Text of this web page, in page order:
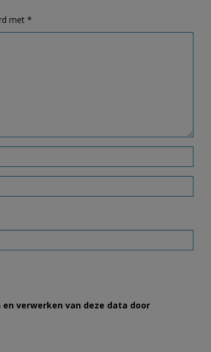
met *
verwerken van deze data door